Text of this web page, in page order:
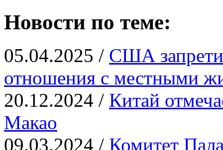
Новости по теме:
05.04.2025 / США
отношения с местными
20.12.2024 / Китай
Макао
09.03.2024 / Комитет